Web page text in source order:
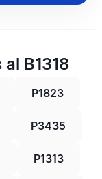
B1318
P1823
P3435
P1313